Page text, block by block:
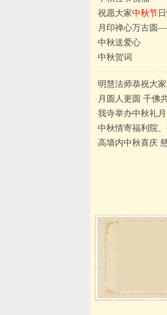
·祝愿大家中秋节
· 月印禅心万古圆
·中秋送爱心
·中秋贺词
· 明慧法师恭祝大
· 月圆人更圆 千佛
·我寺举办中秋礼
·中秋情寄福利院
· 高墙内中秋喜庆